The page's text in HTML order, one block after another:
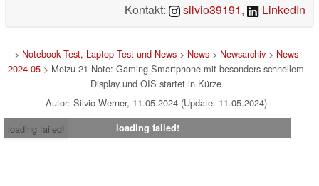
Kontakt:
silvio39191, LinkedIn
> Notebook Test, Laptop Test und News> News> Newsarchiv> News
2024-05 > Meizu 21 Note: Gaming-Smartphone mit besonders schnellem
Display und OIS startet in Kürze
Autor: Silvio Werner, 11.05.2024 (Update: 11.05.2024)
loading failed!
loading failed!